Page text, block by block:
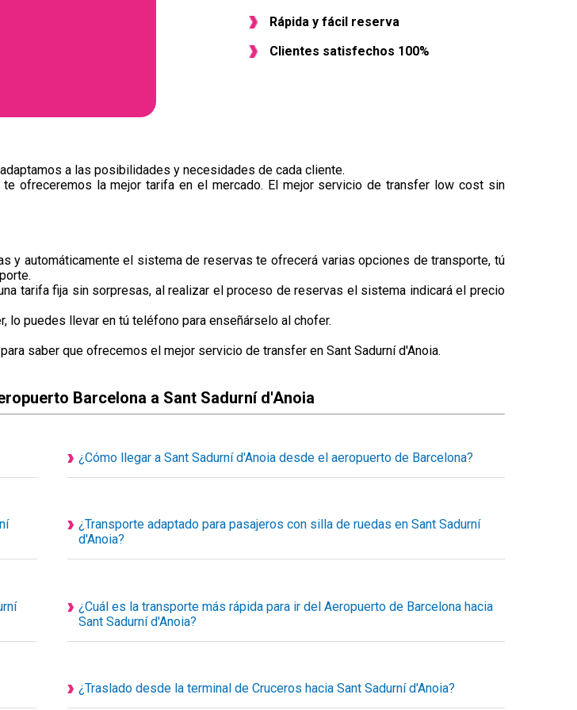
Rápida y fácil reserva
Clientes satisfechos 100%
a las posibilidades y necesidades de cada cliente.
ofreceremos la mejor tarifa en el mercado. El mejor servicio de transfer low cost sin
y automáticamente el sistema de reservas te ofrecerá varias opciones de transporte, tú
tarifa fija sin sorpresas, al realizar el proceso de reservas el sistema indicará el precio
puedes llevar en tú teléfono para enseñárselo al chofer.
saber que ofrecemos el mejor servicio de transfer en Sant Sadurní d'Anoia.
Barcelona a Sant Sadurní d'Anoia
y
¿Cómo llegar a Sant Sadurní d'Anoia desde el aeropuerto de Barcelona?
Traslado desde el aeropuerto a Sant Sadurní d'Anoia con un servicio concertado,
Conoceras el coste del traslado desde el minuto uno, sin sorpresas.
¿Transporte adaptado para pasajeros con silla de ruedas en Sant Sadurní
d'Anoia?
Sí disponemos de transporte adaptado para pasajeros con movilidad reducida, dentro
Taxis especializados y adaptados para romper todas las barreras en el transporte.
el
¿Cuál es la transporte más rápida para ir del Aeropuerto de Barcelona hacia
Sant Sadurní d'Anoia?
Existe varios medios de transporte entre el aeropuerto de Barcelona y Sant Sadurní
Con Happy Transfer viaja a Sant Sadurní d'Anoia al mejor precio.
de
¿Traslado desde la terminal de Cruceros hacia Sant Sadurní d'Anoia?
Puedes reservar transfer desde la terminal de cruceros en Barcelona hacia Sant